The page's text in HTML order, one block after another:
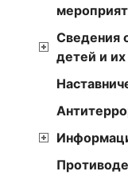
Сведения
детей и